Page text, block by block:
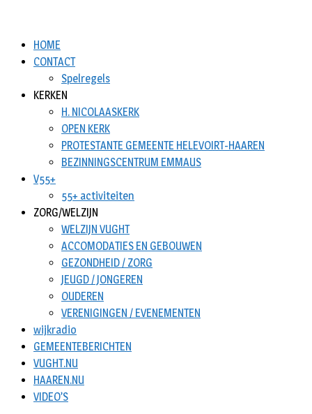
HOME
CONTACT
Spelregels
KERKEN
H. NICOLAASKERK
OPEN KERK
PROTESTANTE GEMEENTE HELEVOIRT-HAAREN
BEZINNINGSCENTRUM EMMAUS
V55+
55+ activiteiten
ZORG/WELZIJN
WELZIJN VUGHT
ACCOMODATIES EN GEBOUWEN
GEZONDHEID / ZORG
JEUGD / JONGEREN
OUDEREN
VERENIGINGEN / EVENEMENTEN
wijkradio
GEMEENTEBERICHTEN
VUGHT.NU
HAAREN.NU
VIDEO’S